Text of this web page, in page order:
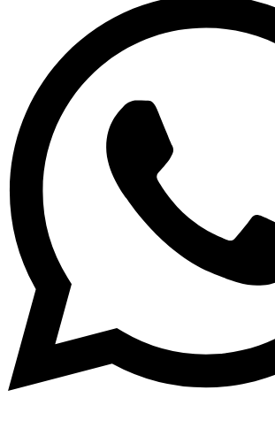
Potřebujete asistenci?
Spojte se s naším týmem podpory
okamžitou asistenci.